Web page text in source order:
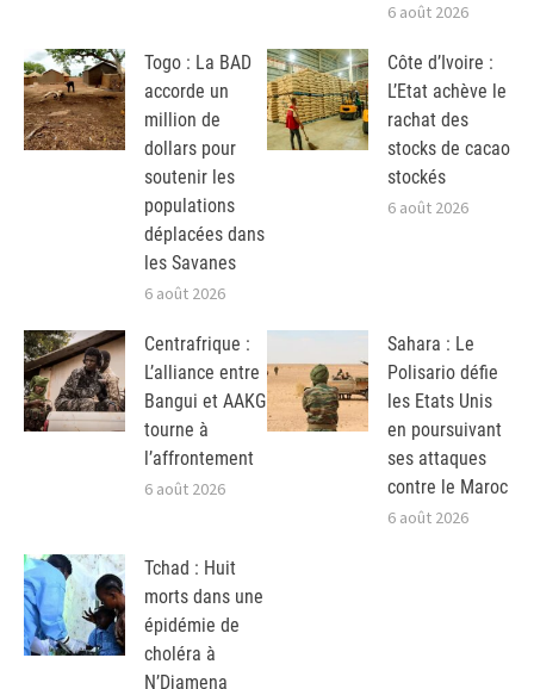
6 août 2026
Togo : La BAD
accorde un
million de
dollars pour
soutenir les
populations
déplacées dans
les Savanes
6 août 2026
Côte d’Ivoire :
L’Etat achève le
rachat des
stocks de cacao
stockés
6 août 2026
Centrafrique :
L’alliance entre
Bangui et AAKG
tourne à
l’affrontement
6 août 2026
Sahara : Le
Polisario défie
les Etats Unis
en poursuivant
ses attaques
contre le Maroc
6 août 2026
Tchad : Huit
morts dans une
épidémie de
choléra à
N’Djamena